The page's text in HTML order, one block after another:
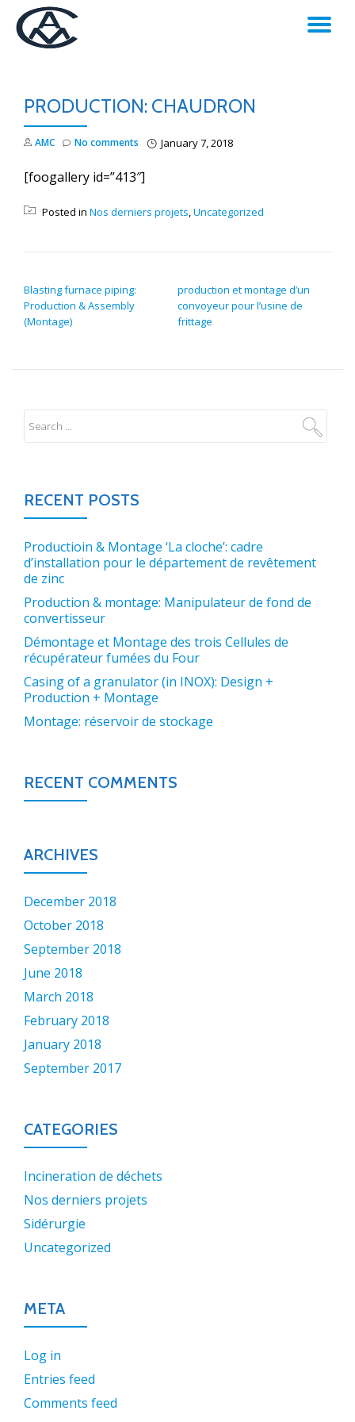
Skip
PRODUCTION: CHAUDRON
AMC January 7, 2018
No comments
[foogallery id=”413″]
Posted in Nos derniers projets,Uncategorized
Blasting furnace piping:
Production & Assembly
(Montage)
production et montage d’un
convoyeur pour l’usine de
frittage
RECENT POSTS
Productioin & Montage ‘La cloche’: cadre
d’installation pour le département de revêtement
de zinc
Production & montage: Manipulateur de fond de
convertisseur
Démontage et Montage des trois Cellules de
récupérateur fumées du Four
Casing of a granulator (in INOX): Design +
Production + Montage
Montage: réservoir de stockage
RECENT COMMENTS
ARCHIVES
December 2018
October 2018
September 2018
June 2018
March 2018
February 2018
January 2018
September 2017
CATEGORIES
Incineration de déchets
Nos derniers projets
Sidérurgie
Uncategorized
META
Log in
Entries feed
Comments feed